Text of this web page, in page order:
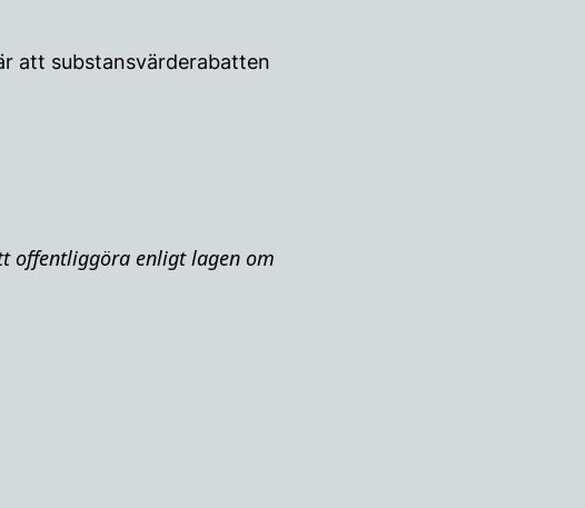
att substansvärderabatten
offentliggöra enligt lagen om